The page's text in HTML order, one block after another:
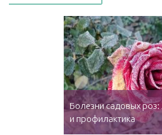
Болезни садовых роз:
и профилактика